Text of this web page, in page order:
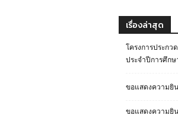
เรื่องล่าสุด
โครงการประก
ประจำปีการศึกษ
ขอแสดงความยิ
ขอแสดงความยิ